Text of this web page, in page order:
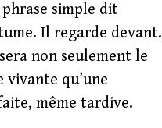
simple dit
Il regarde devant.
non seulement le
vivante qu’une
même tardive.